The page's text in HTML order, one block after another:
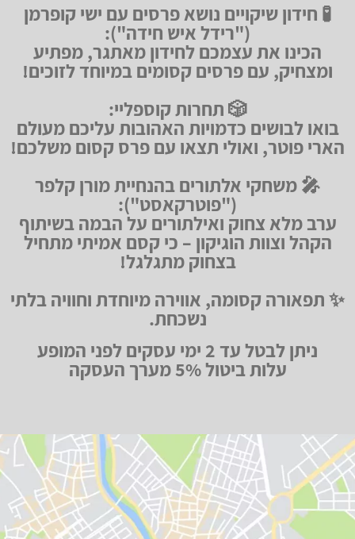
🧪 חידון שיקויים נושא פרסים עם ישי קופרמן
("רידל איש חידה"):
הכינו את עצמכם לחידון מאתגר, מפתיע
ומצחיק, עם פרסים קסומים במיוחד לזוכים!
🎲 תחרות קוספליי:
בואו לבושים כדמויות האהובות עליכם מעולם
הארי פוטר, ואולי תצאו עם פרס קסום משלכם!
🎤 משחקי אלתורים בהנחיית מורן קלפר
("פוטרקאסט"):
ערב מלא צחוק ואילתורים על הבמה בשיתוף
הקהל וצוות הוגיקון – כי קסם אמיתי מתחיל
בצחוק מתגלגל!
✨ תפאורה קסומה, אווירה מיוחדת וחוויה בלתי
נשכחת.
ניתן לבטל עד 2 ימי עסקים לפני המופע
עלות ביטול 5% מערך העסקה